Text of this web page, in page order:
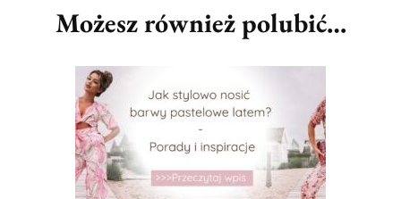
Możesz również polubić…